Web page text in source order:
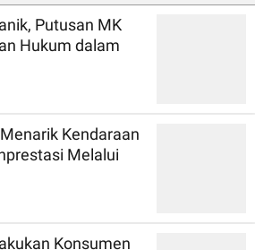
Putusan MK
Hukum dalam
Kendaraan
Melalui
Konsumen